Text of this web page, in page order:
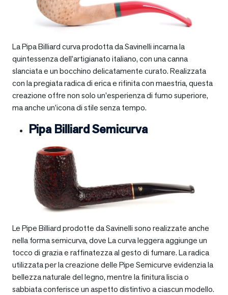
La Pipa Billiard curva prodotta da Savinelli incarna la
quintessenza dell’artigianato italiano, con una canna
slanciata e un bocchino delicatamente curato. Realizzata
con la pregiata radica di erica e rifinita con maestria, questa
creazione offre non solo un’esperienza di fumo superiore,
ma anche un’icona di stile senza tempo.
Pipa Billiard Semicurva
Le Pipe Billiard prodotte da Savinelli sono realizzate anche
nella forma semicurva, dove La curva leggera aggiunge un
tocco di grazia e raffinatezza al gesto di fumare. La radica
utilizzata per la creazione delle Pipe Semicurve evidenzia la
bellezza naturale del legno, mentre la finitura liscia o
sabbiata conferisce un aspetto distintivo a ciascun modello.